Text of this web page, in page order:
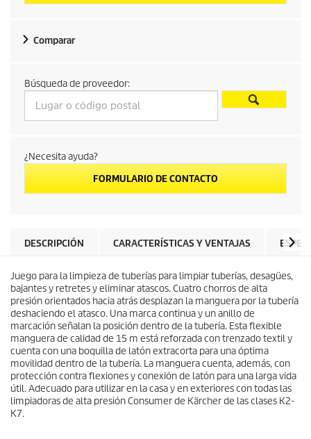
Comparar
Búsqueda de proveedor:
¿Necesita ayuda?
FORMULARIO DE CONTACTO
DESCRIPCIÓN CARACTERÍSTICAS Y VENTAJAS
Juego para la limpieza de tuberías para limpiar tuberías, desagües,
bajantes y retretes y eliminar atascos. Cuatro chorros de alta
presión orientados hacia atrás desplazan la manguera por la tubería
deshaciendo el atasco. Una marca continua y un anillo de
marcación señalan la posición dentro de la tubería. Esta flexible
manguera de calidad de 15 m está reforzada con trenzado textil y
cuenta con una boquilla de latón extracorta para una óptima
movilidad dentro de la tubería. La manguera cuenta, además, con
protección contra flexiones y conexión de latón para una larga vida
útil. Adecuado para utilizar en la casa y en exteriores con todas las
limpiadoras de alta presión Consumer de Kärcher de las clases K2-
K7.